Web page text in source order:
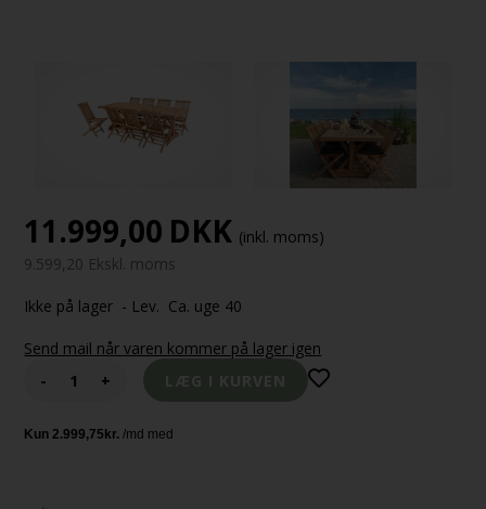
11.999,00 DKK (inkl. moms)
9.599,20 Ekskl. moms
Ikke på lager - Lev. Ca. uge 40
Send mail når varen kommer på lager igen
-
+